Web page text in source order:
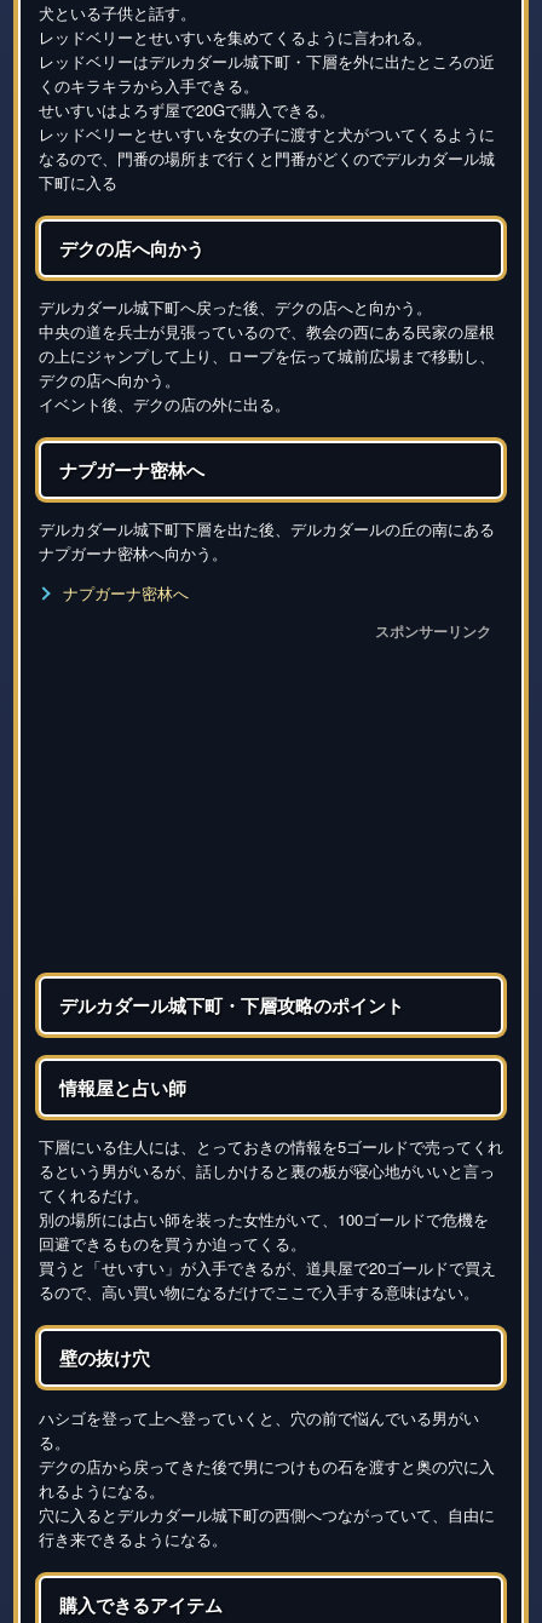
犬といる子供と話す。
レッドベリーとせいすいを集めてくるように言われる。
レッドベリーはデルカダール城下町・下層を外に出たところの近
くのキラキラから入手できる。
せいすいはよろず屋で20Gで購入できる。
レッドベリーとせいすいを女の子に渡すと犬がついてくるように
なるので、門番の場所まで行くと門番がどくのでデルカダール城
下町に入る
デクの店へ向かう
デルカダール城下町へ戻った後、デクの店へと向かう。
中央の道を兵士が見張っているので、教会の西にある民家の屋根
の上にジャンプして上り、ロープを伝って城前広場まで移動し、
デクの店へ向かう。
イベント後、デクの店の外に出る。
ナプガーナ密林へ
デルカダール城下町下層を出た後、デルカダールの丘の南にある
ナプガーナ密林へ向かう。
ナプガーナ密林へ
スポンサーリンク
デルカダール城下町・下層攻略のポイント
情報屋と占い師
下層にいる住人には、とっておきの情報を5ゴールドで売ってくれ
るという男がいるが、話しかけると裏の板が寝心地がいいと言っ
てくれるだけ。
別の場所には占い師を装った女性がいて、100ゴールドで危機を
回避できるものを買うか迫ってくる。
買うと「せいすい」が入手できるが、道具屋で20ゴールドで買え
るので、高い買い物になるだけでここで入手する意味はない。
壁の抜け穴
ハシゴを登って上へ登っていくと、穴の前で悩んでいる男がい
る。
デクの店から戻ってきた後で男につけもの石を渡すと奥の穴に入
れるようになる。
穴に入るとデルカダール城下町の西側へつながっていて、自由に
行き来できるようになる。
購入できるアイテム